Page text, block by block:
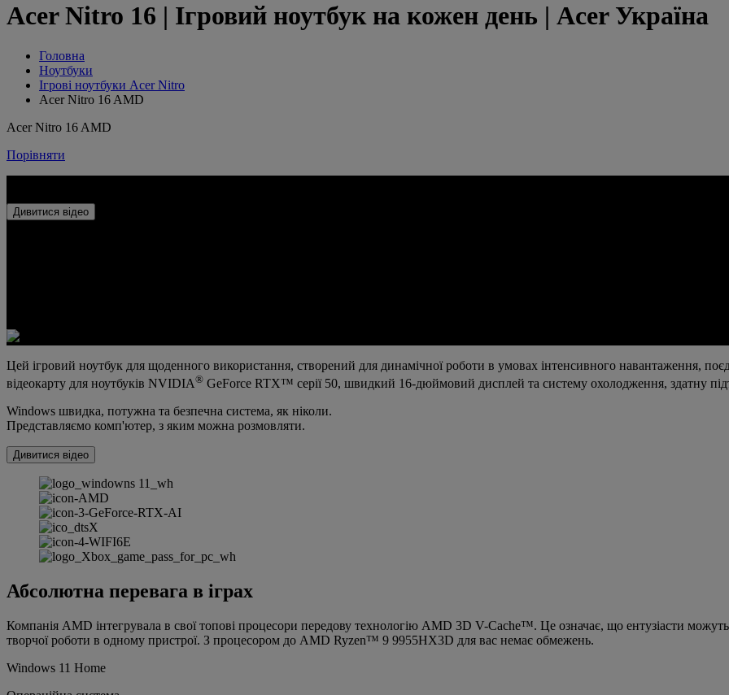
Acer Nitro 16 | Ігровий ноутбук на кожен день | Acer Україна
Головна
Ноутбуки
Ігрові ноутбуки Acer Nitro
Acer Nitro 16 AMD
Acer Nitro 16 AMD
Порівняти
Дивитися відео
Цей ігровий ноутбук для щоденного використання, створений для динамічної роботи в умовах інтенсивного навантаження,
відеокарту для ноутбуків NVIDIA® GeForce RTX™ серії 50, швидкий 16-дюймовий дисплей та систему охолодження, здатну
Windows швидка, потужна та безпечна система, як ніколи.
Представляємо комп'ютер, з яким можна розмовляти.
Дивитися відео
Абсолютна перевага в іграх
Компанія AMD інтегрувала в свої топові процесори передову технологію AMD 3D V-Cache™. Це означає, що ентузіасти
творчої роботи в одному пристрої. З процесором до AMD Ryzen™ 9 9955HX3D для вас немає обмежень.
Windows 11 Home